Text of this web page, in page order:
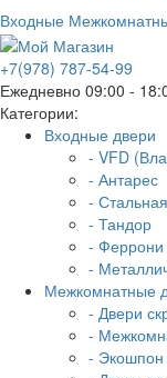
Входные
+7(978) 787-54-99
Ежедневно 09:00 -
Категории:
Входные двери
- VFD
- Антарес
-
- Тандор
- Феррони
-
Межкомнатные
- Двери
-
- Экошпон